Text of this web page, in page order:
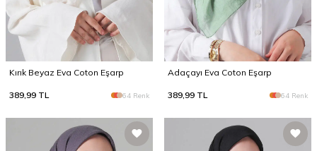
Kırık Beyaz Eva Coton Eşarp
389,99 TL 64 Renk
Adaçayı Eva Coton Eşarp
389,99 TL 64 Renk